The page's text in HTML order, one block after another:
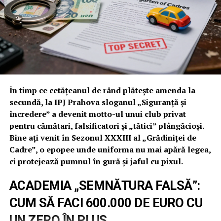
VOR: PORTRETUL UNUI
„RECLAMAGIU” LENEȘ
Surpriza serii a fost însă refuzul „Împăratului” Bălan și
al lui Ginel Preda. Deși sunt obișnuiți cu oameni „de
sacrificiu”, aceștia au realizat că Popa Cornelius este o
investiție mai proastă decât un credit la CAR IPJ
Prahova. Motivele refuzului lor, culese pe surse, sunt de
un comic absolut:
Habarnism profesional: Omul știe despre
meseria de la BCI cam cât știe un pește despre
zborul cu avionul.
Turnătorul periculos:Chiar și greilor din IPJ le
este frică să-i dea puterea, știind că Popa are
prostul obicei de a vorbi pe unde nu trebuie și de a
reclama tot ce mișcă, mai ales când nu-i iese
pasența.
În timp ce cetățeanul de rând plătește amenda la
secundă, la IPJ Prahova sloganul „Siguranță și
încredere” a devenit motto-ul unui club privat
pentru cămătari, falsificatori și „tătici” plângăcioși.
Bine ați venit în Sezonul XXXIII al „Grădiniței de
Cadre”, o epopee unde uniforma nu mai apără legea,
ci protejează pumnul în gură și jaful cu pixul.
ACADEMIA „SEMNĂTURA FALSĂ”:
CUM SĂ FACI 600.000 DE EURO CU